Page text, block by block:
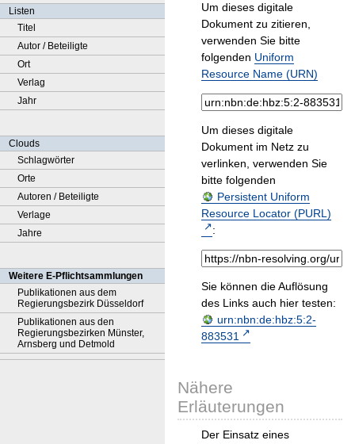
Listen
Titel
Autor / Beteiligte
Ort
Verlag
Jahr
Clouds
Schlagwörter
Orte
Autoren / Beteiligte
Verlage
Jahre
Weitere E-Pflichtsammlungen
Publikationen aus dem
Regierungsbezirk Düsseldorf
Publikationen aus den
Regierungsbezirken Münster,
Arnsberg und Detmold
Um dieses digitale
Dokument zu zitieren,
verwenden Sie bitte
folgenden Uniform
Resource Name (URN)
Um dieses digitale
Dokument im Netz zu
verlinken, verwenden Sie
bitte folgenden
Persistent Uniform
Resource Locator (PURL)
:
Sie können die Auflösung
des Links auch hier testen:
urn:nbn:de:hbz:5:2-
883531
Nähere
Erläuterungen
Der Einsatz eines